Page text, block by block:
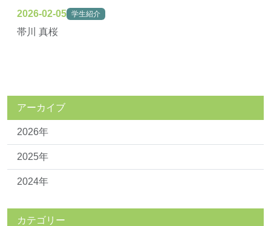
2026-02-05 学生紹介
帯川 真桜
アーカイブ
2026年
2025年
2024年
カテゴリー